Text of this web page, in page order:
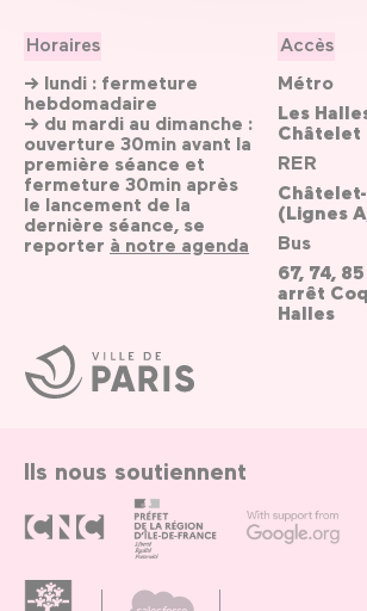
Ville
de
Paris
Horaires
→ lundi : fermeture
hebdomadaire
→ du mardi au dimanche :
ouverture 30min avant la
première séance et
fermeture 30min après
le lancement de la
dernière séance, se
reporter à notre agenda
Accès
Métro
Les
Châtelet
RER
(Lignes
Bus
67, 74, 85
arrêt
Halles
Ils nous soutiennent